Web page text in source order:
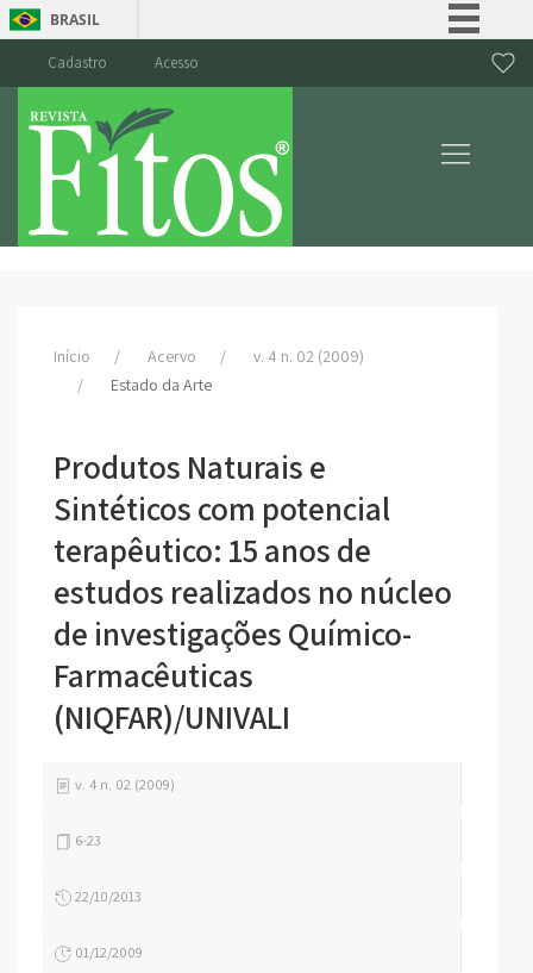
BRASIL
Canais
Cadastro Acesso
Início Acervo
v. 4 n. 02 (2009)
Estado da Arte
Produtos Naturais e
Sintéticos com potencial
terapêutico: 15 anos de
estudos realizados no núcleo
de investigações Químico-
Farmacêuticas
(NIQFAR)/UNIVALI
v. 4 n. 02 (2009)
6-23
22/10/2013
01/12/2009